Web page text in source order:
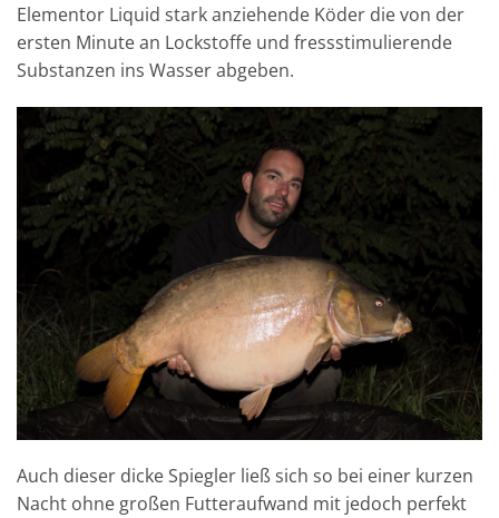
Elementor Liquid stark anziehende Köder die von der
ersten Minute an Lockstoffe und fressstimulierende
Substanzen ins Wasser abgeben.
Auch dieser dicke Spiegler ließ sich so bei einer kurzen
Nacht ohne großen Futteraufwand mit jedoch perfekt